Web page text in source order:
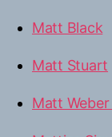
Matt Black
Matt Stuart
Matt